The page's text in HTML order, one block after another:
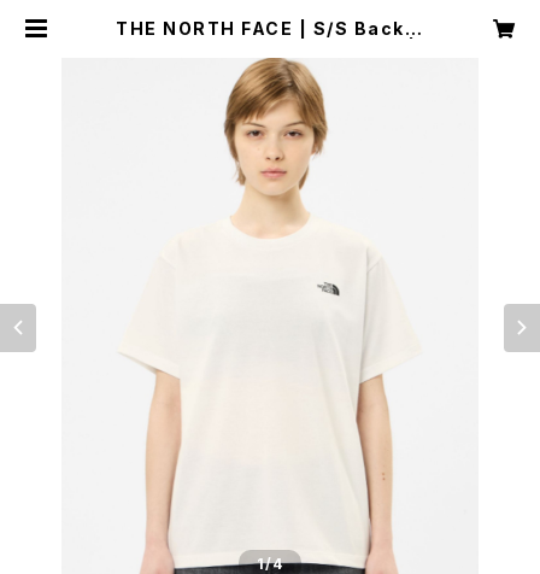
THE NORTH FACE | S/S Back S
ホワイト2 | Mサイズ | Women | S
PORTS SHOP RUNNER
1/4